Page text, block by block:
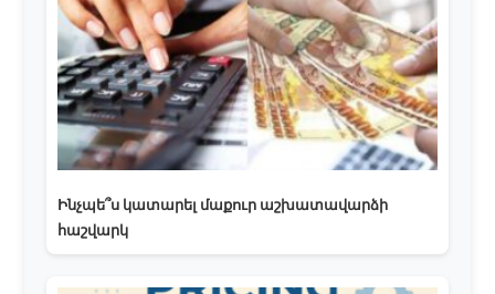
Ինչպե՞ս կատարել մաքուր աշխատավարձի
հաշվարկ